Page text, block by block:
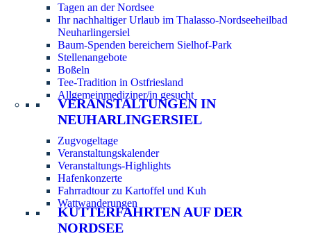
Tagen an der Nordsee
Ihr nachhaltiger Urlaub im Thalasso-Nordseeheilbad
Neuharlingersiel
Baum-Spenden bereichern Sielhof-Park
Stellenangebote
Boßeln
Tee-Tradition in Ostfriesland
Allgemeinmediziner/in gesucht
VERANSTALTUNGEN IN
NEUHARLINGERSIEL
Zugvogeltage
Veranstaltungskalender
Veranstaltungs-Highlights
Hafenkonzerte
Fahrradtour zu Kartoffel und Kuh
Wattwanderungen
KUTTERFAHRTEN AUF DER
NORDSEE